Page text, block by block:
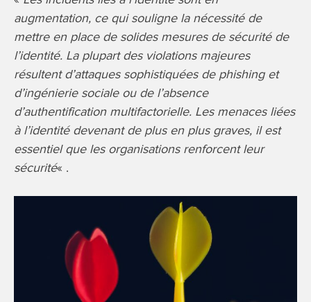
augmentation, ce qui souligne la nécessité de
mettre en place de solides mesures de sécurité de
l’identité. La plupart des violations majeures
résultent d’attaques sophistiquées de phishing et
d’ingénierie sociale ou de l’absence
d’authentification multifactorielle. Les menaces liées
à l’identité devenant de plus en plus graves, il est
essentiel que les organisations renforcent leur
sécurité« .